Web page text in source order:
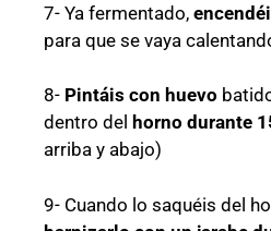
7- Ya fermentado,
para que se vaya
8- Pintáis con huevo
dentro del horno durante
arriba y abajo)
9- Cuando lo saquéis del